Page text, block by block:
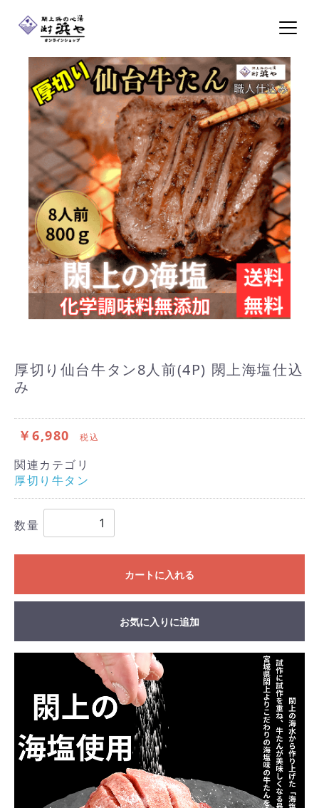
厚切り仙台牛タン8人前(4P) 閖上海塩仕込
み
￥6,980 税込
関連カテゴリ
厚切り牛タン
数量
カートに入れる
お気に入りに追加